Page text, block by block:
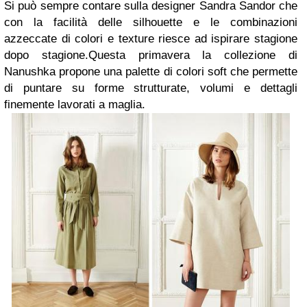
Si può sempre contare sulla designer Sandra Sandor che
con la facilità delle silhouette e le combinazioni
azzeccate di colori e texture riesce ad ispirare stagione
dopo stagione.Questa primavera la collezione di
Nanushka propone una palette di colori soft che permette
di puntare su forme strutturate, volumi e dettagli
finemente lavorati a maglia.